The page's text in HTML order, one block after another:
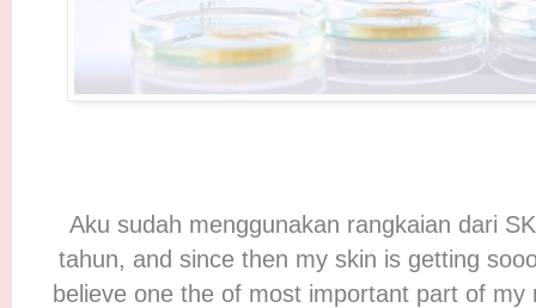
Aku sudah menggunakan rangkaian dari
tahun, and since then my skin is getting
believe one the of most important part of my